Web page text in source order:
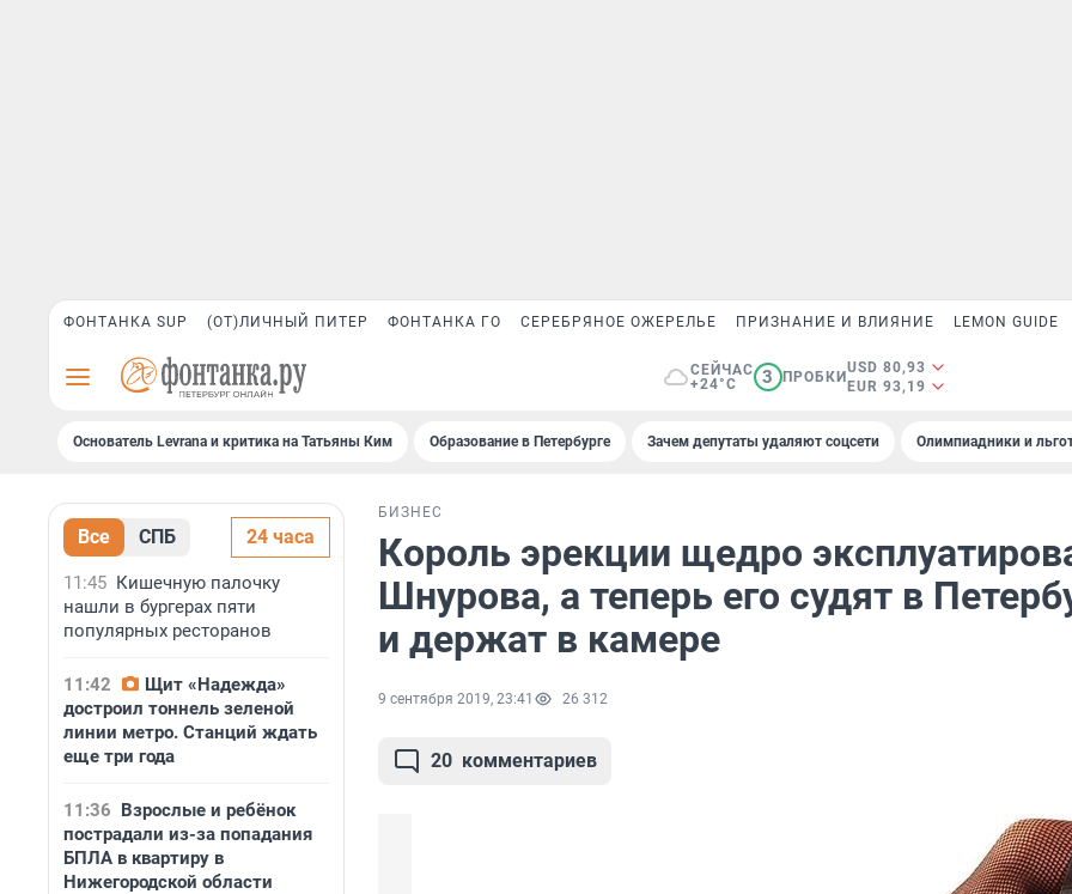
ФОНТАНКА SUP (ОТ)ЛИЧНЫЙ ПИТЕР ФОНТАНКА ГО СЕРЕБРЯНОЕ ОЖЕРЕЛЬЕ ПРИЗНАНИЕ И ВЛИЯНИЕ LEMON GUIDE
СЕЙЧАС
+24°C
3 ПРОБКИ
USD 80,93
EUR 93,19
Основатель Levrana и критика на Татьяны Ким Образование в Петербурге Зачем депутаты удаляют соцсети Олимпиадники и
Все СПБ 24 часа
11:45 Кишечную палочку
нашли в бургерах пяти
популярных ресторанов
11:42
Щит «Надежда»
достроил тоннель зеленой
линии метро. Станций ждать
еще три года
11:36 Взрослые и ребёнок
пострадали из-за попадания
БПЛА в квартиру в
Нижегородской области
БИЗНЕС
Король эрекции щедро
Шнурова, а теперь его судят в
и держат в камере
9 сентября 2019, 23:41 26 312
20 комментариев